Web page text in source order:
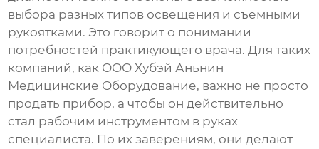
выбора разных типов освещения и съемными
рукоятками. Это говорит о понимании
потребностей практикующего врача. Для таких
компаний, как ООО Хубэй Аньнин
Медицинские Оборудование, важно не просто
продать прибор, а чтобы он действительно
стал рабочим инструментом в руках
специалиста. По их заверениям, они делают